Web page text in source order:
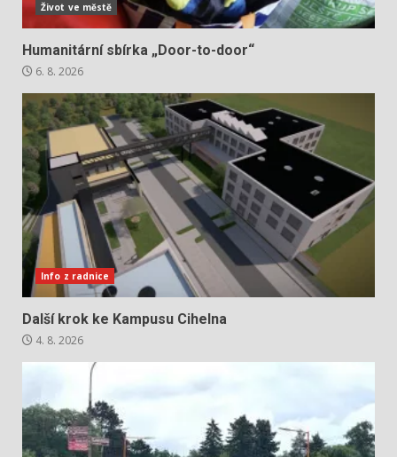
Život ve městě
Humanitární sbírka „Door-to-door“
6. 8. 2026
Info z radnice
Další krok ke Kampusu Cihelna
4. 8. 2026